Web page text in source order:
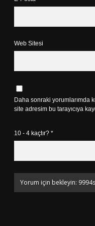
Web Sitesi
Daha sonraki yorumlarımda
site adresim bu tarayıcıya
10 - 4 kaçtır? *